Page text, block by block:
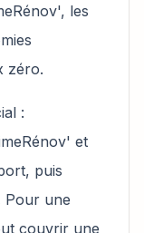
les
zéro.
:
et
puis
Pour une
couvrir une